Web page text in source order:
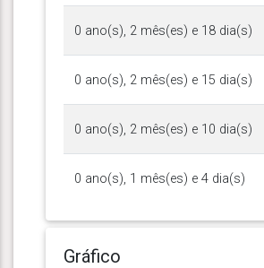
0 ano(s), 2 mês(es) e 18 dia(s)
0 ano(s), 2 mês(es) e 15 dia(s)
0 ano(s), 2 mês(es) e 10 dia(s)
0 ano(s), 1 mês(es) e 4 dia(s)
Gráfico